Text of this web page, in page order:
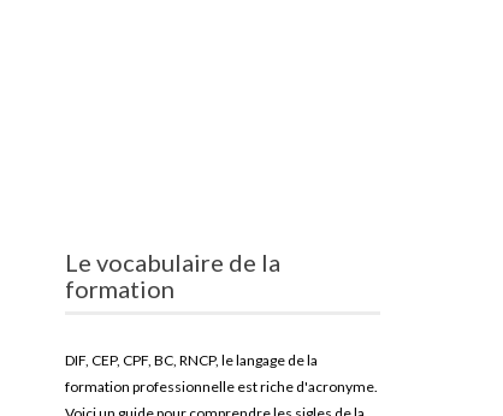
Le vocabulaire de la
formation
DIF, CEP, CPF, BC, RNCP, le langage de la
formation professionnelle est riche d'acronyme.